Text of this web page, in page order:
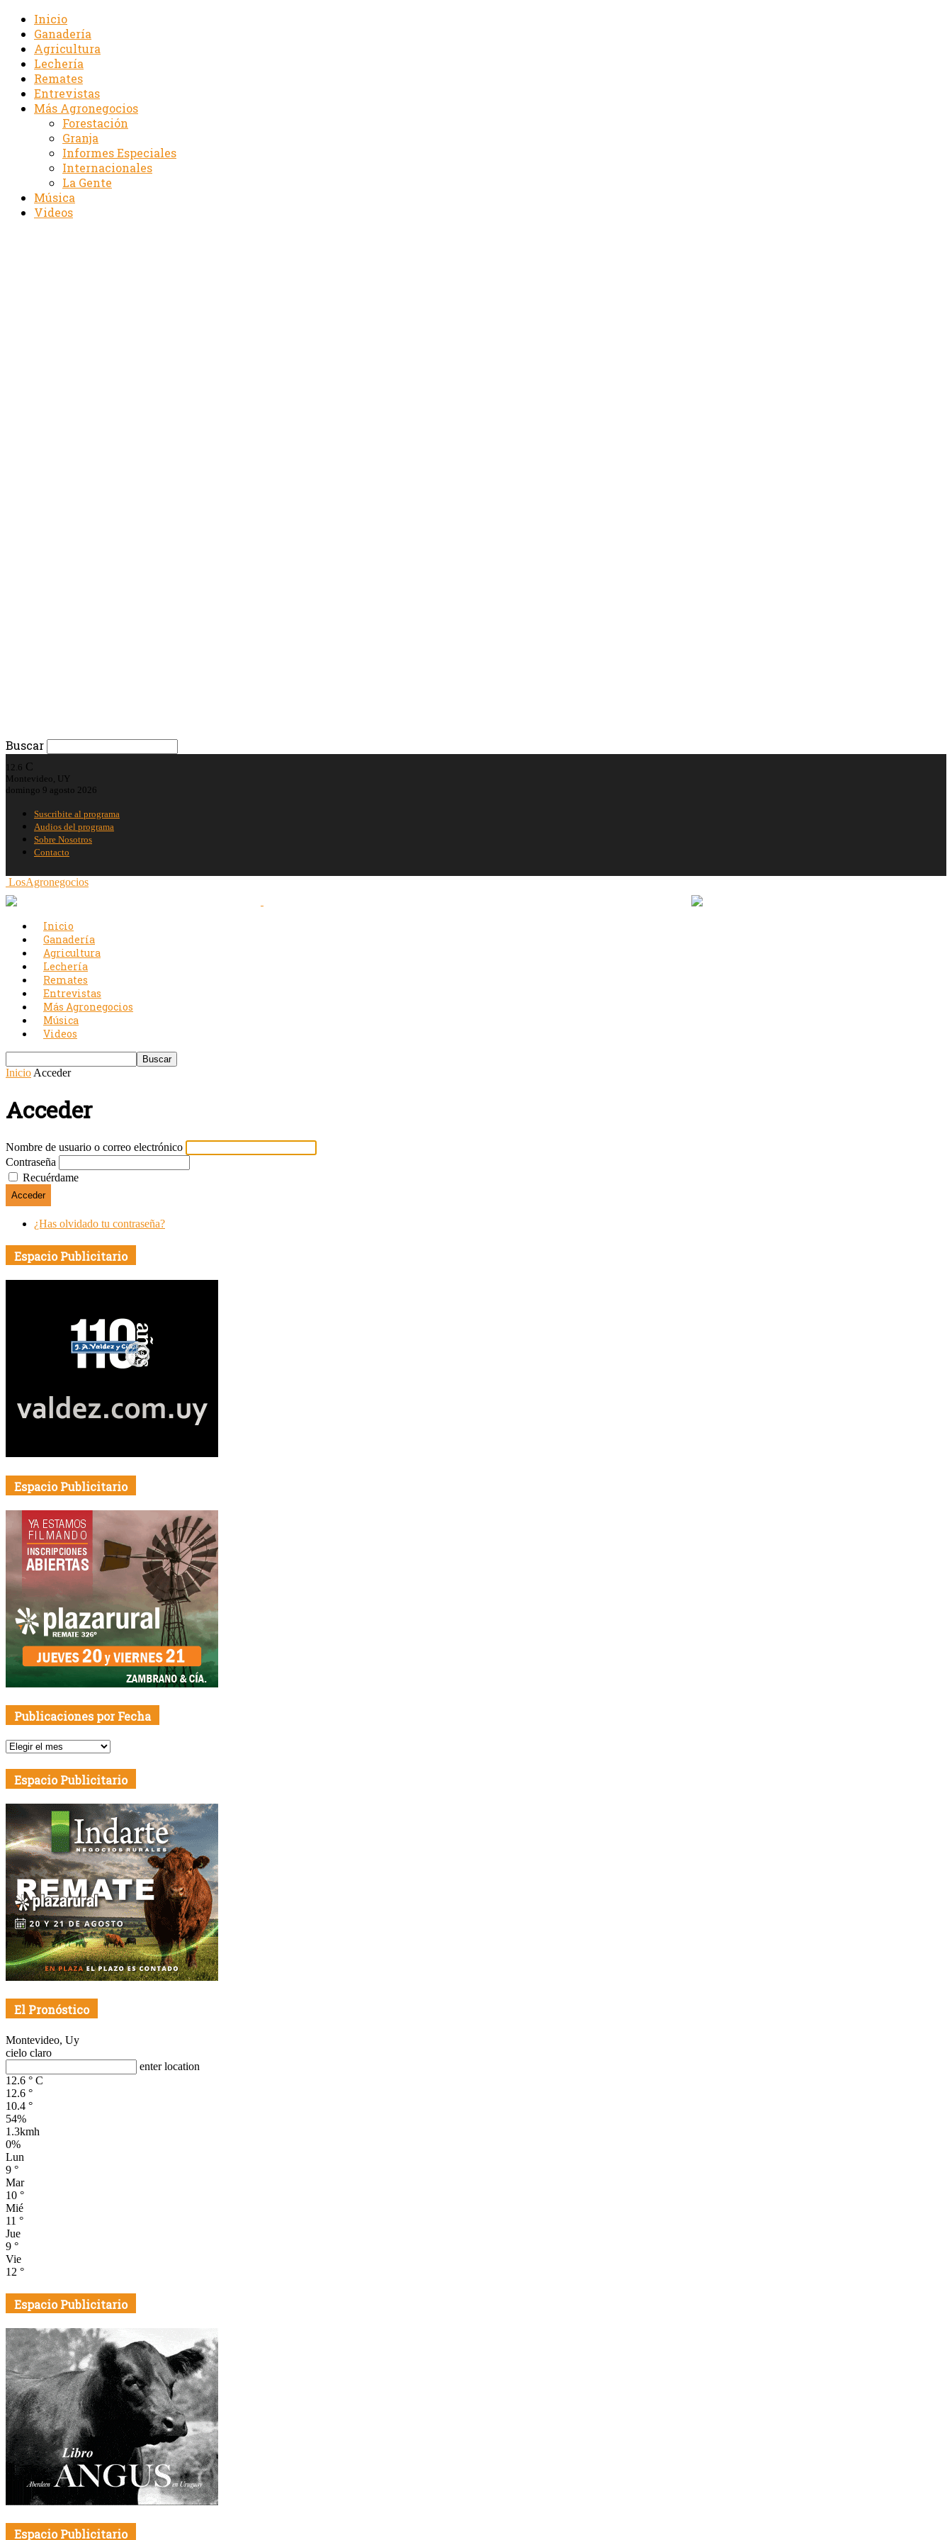
Inicio
Ganadería
Agricultura
Lechería
Remates
Entrevistas
Más Agronegocios
Forestación
Granja
Informes Especiales
Internacionales
La Gente
Música
Videos
Buscar
12.6 C
Montevideo, UY
domingo 9 agosto 2026
Suscribite al programa
Audios del programa
Sobre Nosotros
Contacto
LosAgronegocios
Inicio
Ganadería
Agricultura
Lechería
Remates
Entrevistas
Más Agronegocios
Música
Videos
Inicio Acceder
Acceder
Nombre de usuario o correo electrónico
Contraseña
Recuérdame
Acceder
¿Has olvidado tu contraseña?
Espacio Publicitario
Espacio Publicitario
Publicaciones por Fecha
Publicaciones
Fecha
Espacio Publicitario
El Pronóstico
Montevideo, Uy
cielo claro
enter location
12.6 ° C
12.6 °
10.4 °
54%
1.3kmh
0%
Lun
9 °
Mar
10 °
Mié
11 °
Jue
9 °
Vie
12 °
Espacio Publicitario
Espacio Publicitario